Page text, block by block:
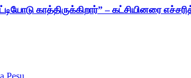
காத்திருக்கிறார்” – கட்சியினரை